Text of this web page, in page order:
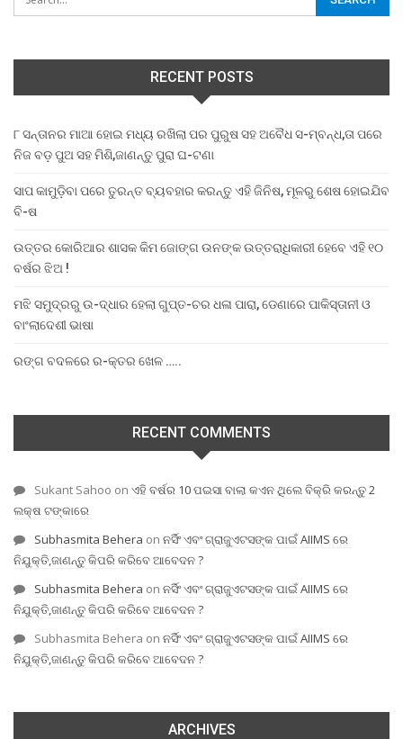
RECENT POSTS
୮ ସନ୍ତାନର ମାଆ ହୋଇ ମଧ୍ୟ ରଖିଲା ପର ପୁରୁଷ ସହ ଅବୈଧ ସ-ମ୍ବନ୍ଧ,ତା ପରେ
ନିଜ ବଡ଼ ପୁଅ ସହ ମିଶି,ଜାଣନ୍ତୁ ପୁରା ଘ-ଟଣା
ସାପ କାମୁଡ଼ିବା ପରେ ତୁରନ୍ତ ବ୍ୟବହାର କରନ୍ତୁ ଏହି ଜିନିଷ, ମୂଳରୁ ଶେଷ ହୋଇଯିବ
ବି-ଷ
ଉତ୍ତର କୋରିଆର ଶାସକ କିମ ଜୋଙ୍ଗ ଉନଙ୍କ ଉତ୍ତରାଧିକାରୀ ହେବେ ଏହି ୧୦
ବର୍ଷର ଝିଅ !
ମଝି ସମୁଦ୍ରରୁ ଉ-ଦ୍ଧାର ହେଲା ଗୁପ୍ତ-ଚର ଧଳା ପାରା, ଡେଣାରେ ପାକିସ୍ତାନୀ ଓ
ବାଂଲାଦେଶୀ ଭାଷା
ରଙ୍ଗ ବଦଳରେ ର-କ୍ତର ଖେଳ …..
RECENT COMMENTS
Sukant Sahoo on ଏହି ବର୍ଷର 10 ପଇସା ବାଲା କଏନ ଥିଲେ ବିକ୍ରି କରନ୍ତୁ 2
ଲକ୍ଷ ଟଙ୍କାରେ
Subhasmita Behera on ନର୍ସିଂ ଏବଂ ଗ୍ରାଜୁଏଟସଙ୍କ ପାଇଁ AIIMS ରେ
ନିଯୁକ୍ତି,ଜାଣନ୍ତୁ କିପରି କରିବେ ଆବେଦନ ?
Subhasmita Behera on ନର୍ସିଂ ଏବଂ ଗ୍ରାଜୁଏଟସଙ୍କ ପାଇଁ AIIMS ରେ
ନିଯୁକ୍ତି,ଜାଣନ୍ତୁ କିପରି କରିବେ ଆବେଦନ ?
Subhasmita Behera on ନର୍ସିଂ ଏବଂ ଗ୍ରାଜୁଏଟସଙ୍କ ପାଇଁ AIIMS ରେ
ନିଯୁକ୍ତି,ଜାଣନ୍ତୁ କିପରି କରିବେ ଆବେଦନ ?
ARCHIVES